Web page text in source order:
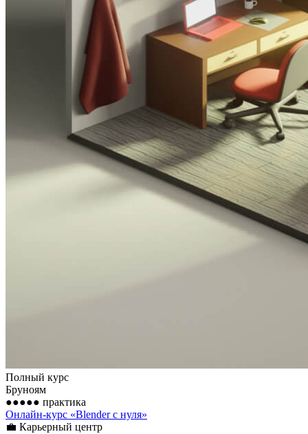
Полный курс
Бруноям
●●●●● практика
Онлайн-курс «Blender с нуля»
💼 Карьерный центр